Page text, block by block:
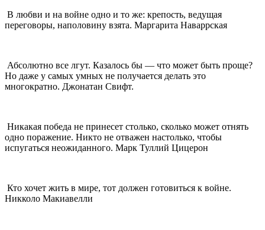
В любви и на войне одно и то же: крепость, ведущая
переговоры, наполовину взята. Маргарита Наваррская
Абсолютно все лгут. Казалось бы — что может быть проще?
Но даже у самых умных не получается делать это
многократно. Джонатан Свифт.
Никакая победа не принесет столько, сколько может отнять
одно поражение. Никто не отважен настолько, чтобы
испугаться неожиданного. Марк Туллий Цицерон
Кто хочет жить в мире, тот должен готовиться к войне.
Никколо Макиавелли